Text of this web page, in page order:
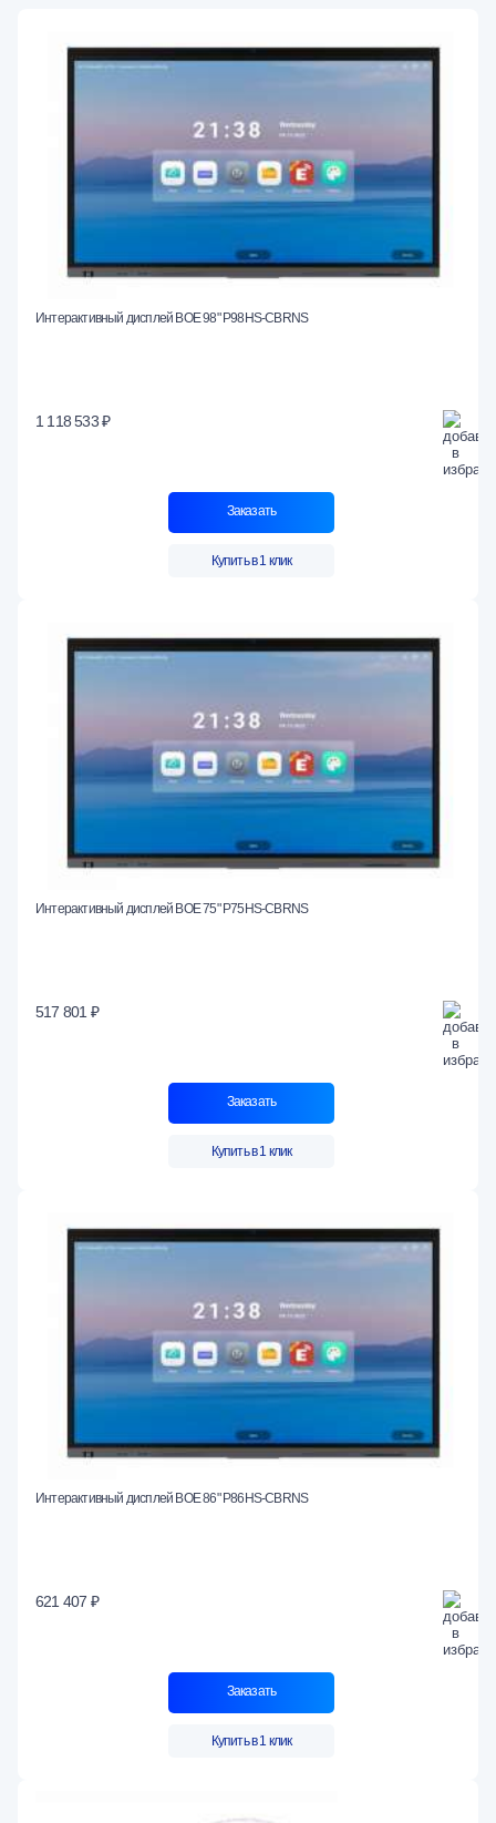
Интерактивный дисплей BOE 98" P98HS-CBRNS
1 118 533 ₽
Заказать
Купить в 1 клик
Интерактивный дисплей BOE 75" P75HS-CBRNS
517 801 ₽
Заказать
Купить в 1 клик
Интерактивный дисплей BOE 86" P86HS-CBRNS
621 407 ₽
Заказать
Купить в 1 клик